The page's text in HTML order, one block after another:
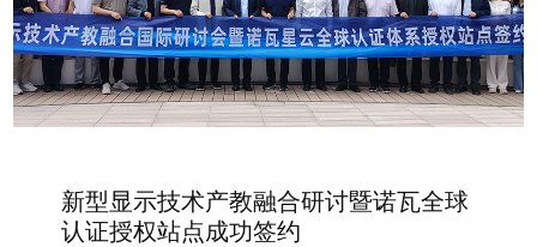
新型显示技术产教融合研讨暨诺瓦全球
认证授权站点成功签约